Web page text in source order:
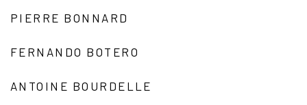
PIERRE BONNARD
FERNANDO BOTERO
ANTOINE BOURDELLE